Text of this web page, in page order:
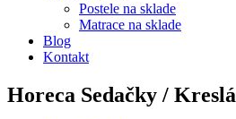
Postele na sklade
Matrace na sklade
Blog
Kontakt
Horeca Sedačky / Kreslá